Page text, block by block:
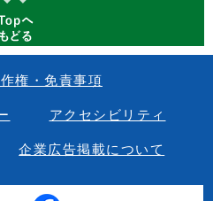
権・免責事項
アクセシビリティ
企業広告掲載について